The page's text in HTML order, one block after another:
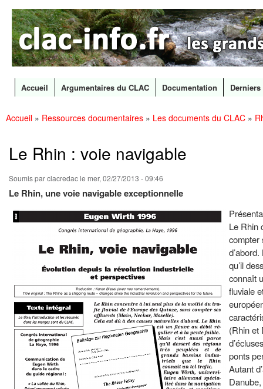
CLAC
Info
Les
grands
canaux
en
Menu principal
Accueil Argumentaires du CLAC Documentation
Accueil » Ressources documentaires » Les documents du CLAC »
Le Rhin : voie navigable
Soumis parclacredacle mer, 02/27/2013 - 09:46
Le Rhin, une voie navigable exceptionnelle
Le Rhin
compter
qu’il
connaît
fluviale
(Rhin et
ponts
Autant